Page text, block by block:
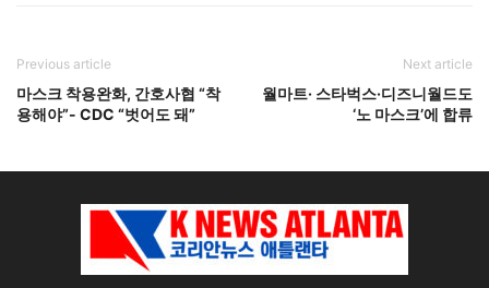
Previous article
마스크 착용완화, 간호사협 “착
용해야”- CDC “벗어도 돼”
Next article
월마트· 스타벅스·디즈니월드도
‘노 마스크’에 합류